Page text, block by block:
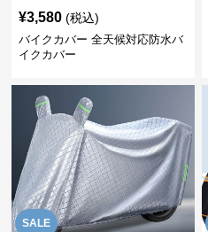
¥3,580 (税込)
バイクカバー 全天候対応防水バ
イクカバー
SALE